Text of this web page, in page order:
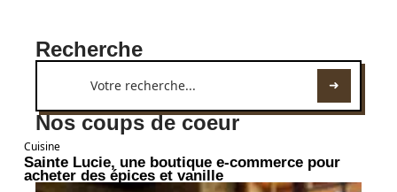
Recherche
Nos coups de coeur
Cuisine
Sainte Lucie, une boutique e-commerce pour
acheter des épices et vanille